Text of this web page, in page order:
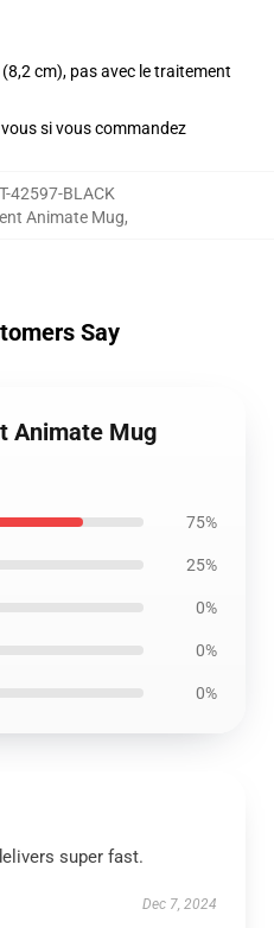
cm), pas avec le traitement
si vous commandez
42597-BLACK
Animate Mug,
Say
Animate Mug
75%
25%
0%
0%
0%
super fast.
Dec 7, 2024